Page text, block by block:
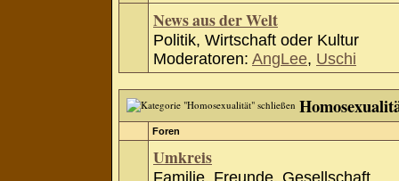
News aus der Welt
Politik, Wirtschaft oder Kultur
Moderatoren: AngLee, Uschi
Foren
Umkreis
Familie, Freunde, Gesellschaft